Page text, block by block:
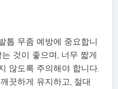
톱 무좀 예방에 중요합니
것이 좋으며, 너무 짧게
않도록 주의해야 합니다.
끗하게 유지하고, 절대